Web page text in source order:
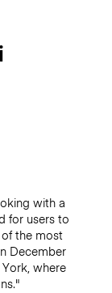
with a
for users to
the most
December
where